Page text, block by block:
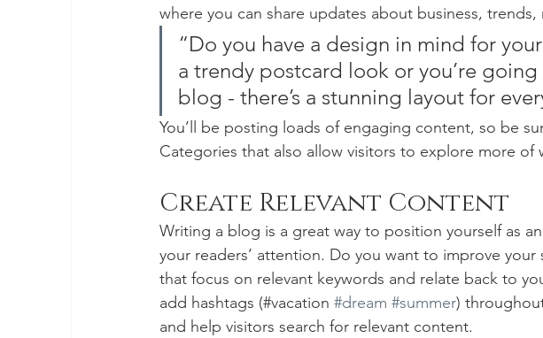
where you can share updates about business, trends,
“Do you have a design in mind for
a trendy postcard look or you’re
blog - there’s a stunning layout for
You’ll be posting loads of engaging content, so be
Categories that also allow visitors to explore more of
Create Relevant Content
Writing a blog is a great way to position yourself as
your readers’ attention. Do you want to improve your
that focus on relevant keywords and relate back to
add hashtags (#vacation #dream #summer)
and help visitors search for relevant content.